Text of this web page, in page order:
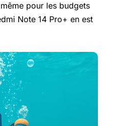
pour les budgets
Note 14 Pro+ en est